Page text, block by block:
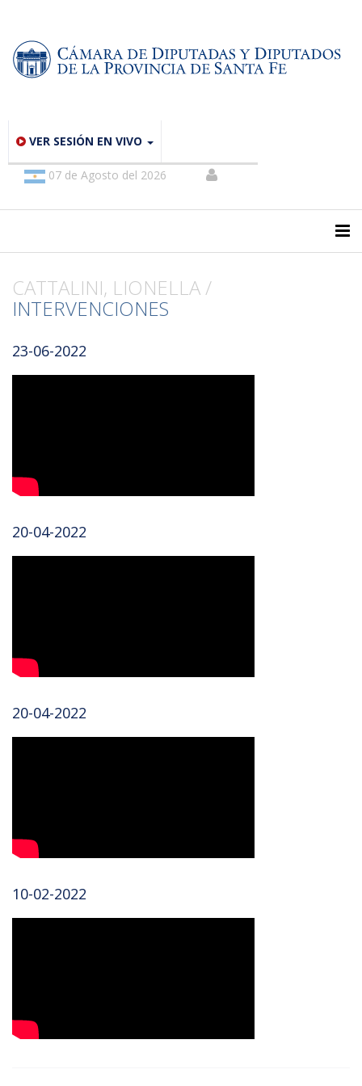
VER SESIÓN EN VIVO
07 de Agosto del 2026
CATTALINI, LIONELLA /
INTERVENCIONES
23-06-2022
20-04-2022
20-04-2022
10-02-2022